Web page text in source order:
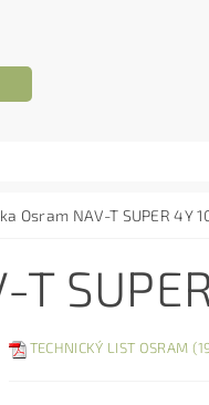
Osram NAV-T SUPER 4Y
T
TECHNICKÝ LIST OSRAM